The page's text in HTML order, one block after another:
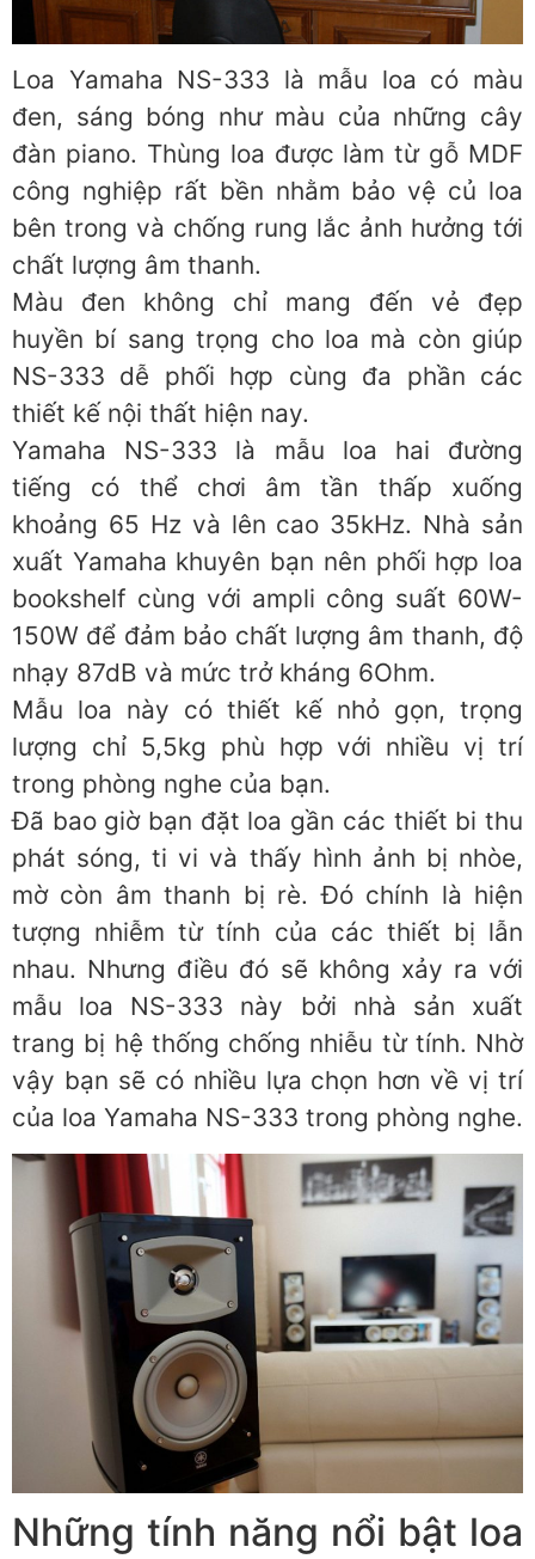
Loa Yamaha NS-333 là mẫu loa có màu
đen, sáng bóng như màu của những cây
đàn piano. Thùng loa được làm từ gỗ MDF
công nghiệp rất bền nhằm bảo vệ củ loa
bên trong và chống rung lắc ảnh hưởng tới
chất lượng âm thanh.
Màu đen không chỉ mang đến vẻ đẹp
huyền bí sang trọng cho loa mà còn giúp
NS-333 dễ phối hợp cùng đa phần các
thiết kế nội thất hiện nay.
Yamaha NS-333 là mẫu loa hai đường
tiếng có thể chơi âm tần thấp xuống
khoảng 65 Hz và lên cao 35kHz. Nhà sản
xuất Yamaha khuyên bạn nên phối hợp loa
bookshelf cùng với ampli công suất 60W-
150W để đảm bảo chất lượng âm thanh, độ
nhạy 87dB và mức trở kháng 6Ohm.
Mẫu loa này có thiết kế nhỏ gọn, trọng
lượng chỉ 5,5kg phù hợp với nhiều vị trí
trong phòng nghe của bạn.
Đã bao giờ bạn đặt loa gần các thiết bi thu
phát sóng, ti vi và thấy hình ảnh bị nhòe,
mờ còn âm thanh bị rè. Đó chính là hiện
tượng nhiễm từ tính của các thiết bị lẫn
nhau. Nhưng điều đó sẽ không xảy ra với
mẫu loa NS-333 này bởi nhà sản xuất
trang bị hệ thống chống nhiễu từ tính. Nhờ
vậy bạn sẽ có nhiều lựa chọn hơn về vị trí
của loa Yamaha NS-333 trong phòng nghe.
Những tính năng nổi bật loa